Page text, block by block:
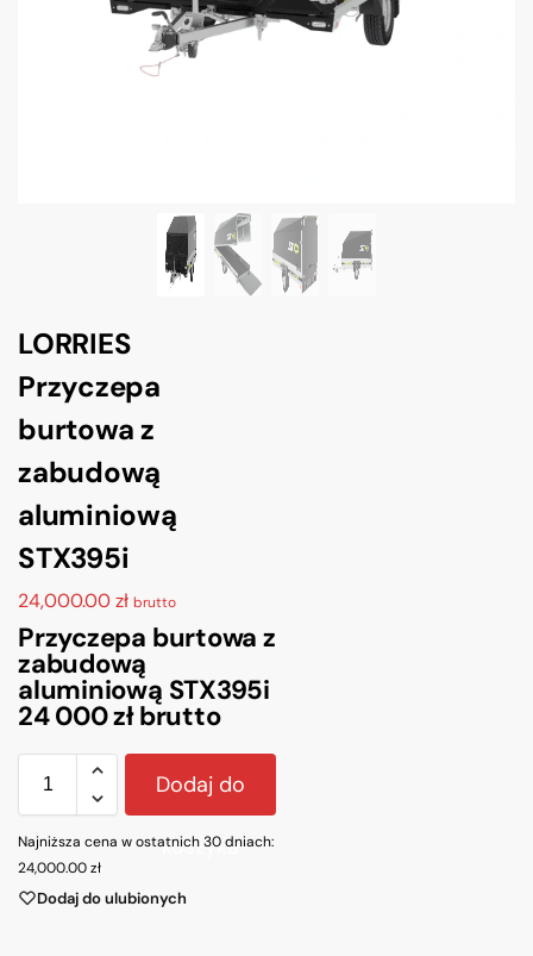
LORRIES
Przyczepa
burtowa z
zabudową
aluminiową
STX395i
24,000.00zł brutto
Przyczepa burtowa z
zabudową
aluminiową STX395i
24 000 zł brutto
Dodaj do
koszyka
Najniższa cena w ostatnich 30 dniach:
24,000.00zł
Dodaj do ulubionych